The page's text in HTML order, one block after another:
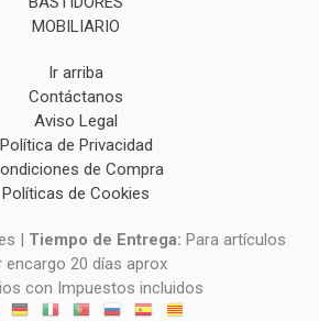
MOBILIARIO
Ir arriba
Contáctanos
Aviso Legal
Política de Privacidad
de Compra
Políticas de Cookies
| Tiempo de Entrega: Para artículos
encargo 20 días aprox
con Impuestos incluidos